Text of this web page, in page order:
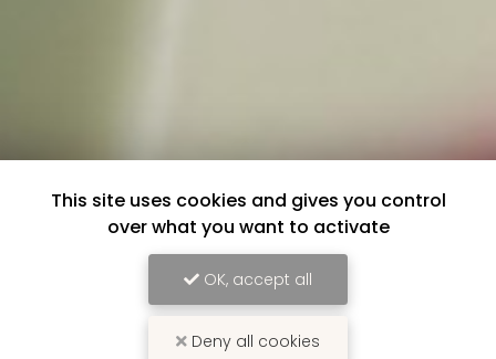
This site uses cookies and gives you control
over what you want to activate
OK, accept all
Deny all cookies